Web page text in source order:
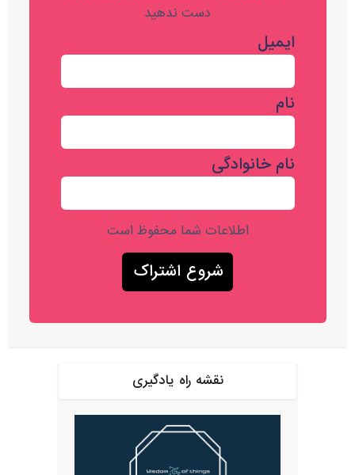
دست ندهید
ایمیل
نام
نام خانوادگی
اطلاعات شما محفوظ است
نقشه راه یادگیری